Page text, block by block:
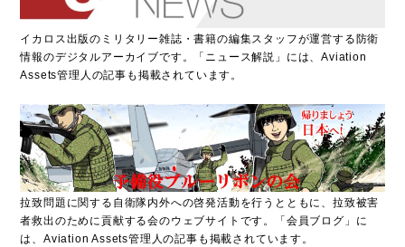
イカロス出版のミリタリー雑誌・書籍の編集スタッフが運営する防衛
情報のデジタルアーカイブです。「ニュース解説」には、Aviation
Assets管理人の記事も掲載されています。
拉致問題に関する自衛隊内外への啓発活動を行うとともに、拉致被害
者救出のために貢献する会のウェブサイトです。「会員ブログ」に
は、Aviation Assets管理人の記事も掲載されています。